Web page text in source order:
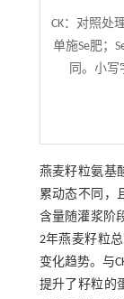
CK：对照处
单施Se肥；
同。小
燕麦籽粒氨基
累动态不同，
含量随灌浆阶
2年燕麦籽粒
变化趋势。与
提升了籽粒的